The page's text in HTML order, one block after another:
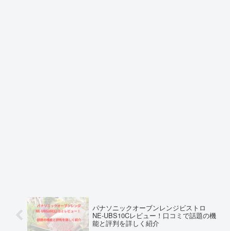
パナソニックオーブンレンジビストロ
NE-UBS10Cレビュー！口コミで話題の機
能と評判を詳しく紹介